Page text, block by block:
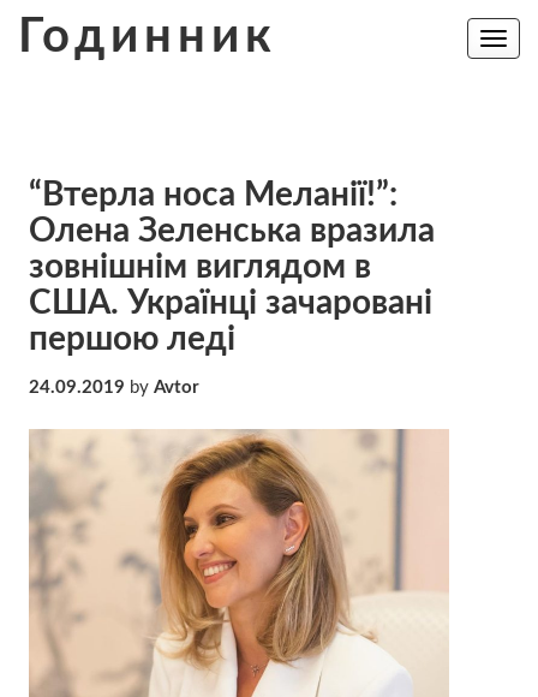
Годинник
Toggle
“Втерла носа Меланії!”:
Олена Зеленська вразила
зовнішнім виглядом в
США. Українці зачаровані
першою леді
24.09.2019 by Avtor